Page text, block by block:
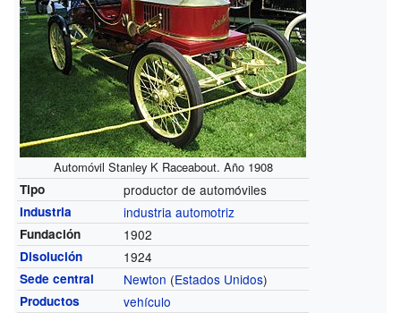
Automóvil Stanley K Raceabout. Año 1908
Tipo
productor de automóviles
Industria industria automotriz
Fundación 1902
Disolución 1924
Sede central Newton (Estados Unidos)
Productos vehículo